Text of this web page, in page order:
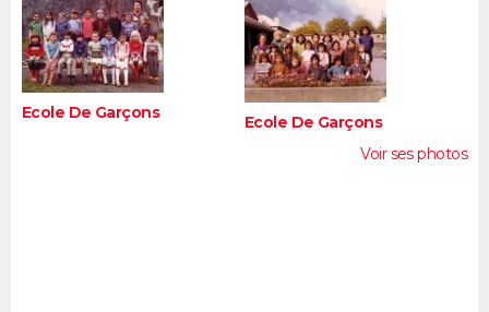
FORUM
Bricolage
Lifestyle
Culture
Sport
Auto
Television
Voyage
Cinema
Ecole De Garçons
Ecole De Garçons
Voir ses photos